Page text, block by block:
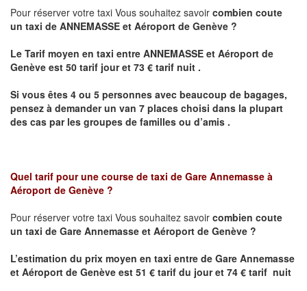
Pour réserver votre taxi Vous souhaitez savoir combien coute
un taxi de ANNEMASSE et Aéroport de Genève ?
Le Tarif moyen en taxi entre ANNEMASSE et Aéroport de
Genève est 50 tarif jour et 73 € tarif nuit .
Si vous êtes 4 ou 5 personnes avec beaucoup de bagages,
pensez à demander un van 7 places choisi dans la plupart
des cas par les groupes de familles ou d’amis .
Quel tarif pour une course de taxi de Gare Annemasse à
Aéroport de Genève ?
Pour réserver votre taxi Vous souhaitez savoir combien coute
un taxi de Gare Annemasse et Aéroport de Genève ?
L’estimation du prix moyen en taxi entre de Gare Annemasse
et Aéroport de Genève est 51 € tarif du jour et 74 € tarif nuit